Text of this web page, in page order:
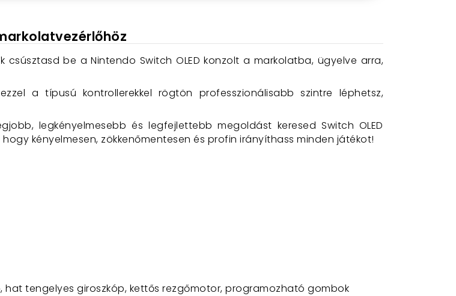
csúsztasd be a Nintendo Switch OLED konzolt a markolatba, ügyelve arra,
a típusú kontrollerekkel rögtön professzionálisabb szintre léphetsz,
legkényelmesebb és legfejlettebb megoldást keresed Switch OLED
kényelmesen, zökkenőmentesen és profin irányíthass minden játékot!
tengelyes giroszkóp, kettős rezgőmotor, programozható gombok